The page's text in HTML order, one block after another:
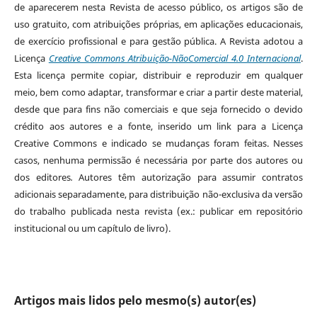
de aparecerem nesta Revista de acesso público, os artigos são de
uso gratuito, com atribuições próprias, em aplicações educacionais,
de exercício profissional e para gestão pública. A Revista adotou a
Licença Creative Commons Atribuição-NãoComercial 4.0 Internacional.
Esta licença permite copiar, distribuir e reproduzir em qualquer
meio, bem como adaptar, transformar e criar a partir deste material,
desde que para fins não comerciais e que seja fornecido o devido
crédito aos autores e a fonte, inserido um link para a Licença
Creative Commons e indicado se mudanças foram feitas. Nesses
casos, nenhuma permissão é necessária por parte dos autores ou
dos editores.Autores têm autorização para assumir contratos
adicionais separadamente, para distribuição não-exclusiva da versão
do trabalho publicada nesta revista (ex.: publicar em repositório
institucional ou um capítulo de livro).
Artigos mais lidos pelo mesmo(s) autor(es)